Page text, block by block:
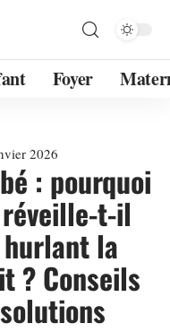
Foyer
2026
: pourquoi
t-il
la
? Conseils